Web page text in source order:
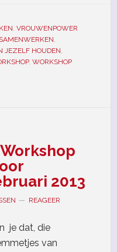
, VROUWENPOWER
SAMENWERKEN,
JEZELF HOUDEN,
, WORKSHOP
2013
REAGEER
je dat, die
van